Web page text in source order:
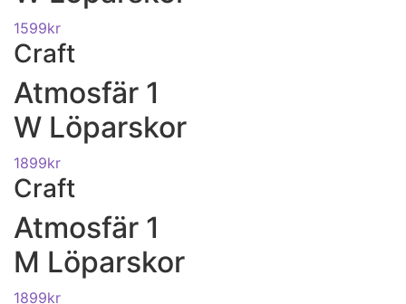
1599kr
Craft
Atmosfär 1
W Löparskor
1899kr
Craft
Atmosfär 1
M Löparskor
1899kr